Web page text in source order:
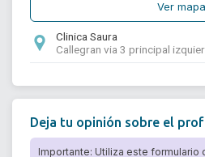
Ver mapa
Clinica Saura
Callegran via 3 principal
Deja tu opinión sobre el
Importante: Utiliza este formulario